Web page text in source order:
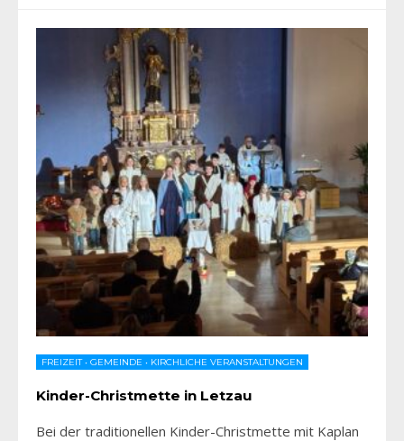
FREIZEIT• GEMEINDE • KIRCHLICHE VERANSTALTUNGEN
Kinder-Christmette in Letzau
Bei der traditionellen Kinder-Christmette mit Kaplan